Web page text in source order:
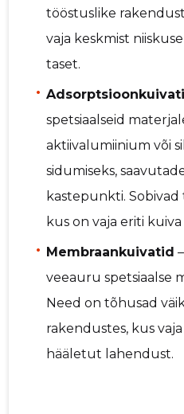
tööstuslike
vaja keskmist
taset.
spetsiaalseid
aktiivalumiinium või
sidumiseks,
kastepunkti.
kus on vaja eriti
Membraankuivatid
veeauru spetsiaalse
Need on tõhusad
rakendustes, kus
hääletut lahendust.